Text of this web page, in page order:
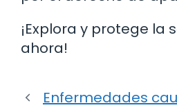
¡Explora y protege la
ahora!
Enfermedades